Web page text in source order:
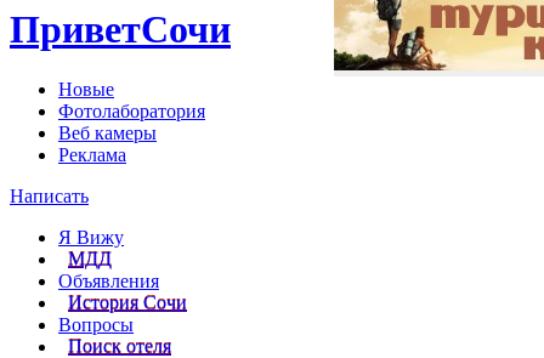
ПриветСочи
Новые
Фотолаборатория
Веб камеры
Реклама
Написать
Я Вижу
МДД
Объявления
История Сочи
Вопросы
Поиск отеля